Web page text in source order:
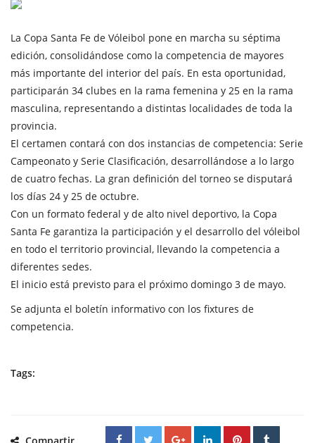
La Copa Santa Fe de Vóleibol pone en marcha su séptima
edición, consolidándose como la competencia de mayores
más importante del interior del país. En esta oportunidad,
participarán 34 clubes en la rama femenina y 25 en la rama
masculina, representando a distintas localidades de toda la
provincia.
El certamen contará con dos instancias de competencia: Serie
Campeonato y Serie Clasificación, desarrollándose a lo largo
de cuatro fechas. La gran definición del torneo se disputará
los días 24 y 25 de octubre.
Con un formato federal y de alto nivel deportivo, la Copa
Santa Fe garantiza la participación y el desarrollo del vóleibol
en todo el territorio provincial, llevando la competencia a
diferentes sedes.
El inicio está previsto para el próximo domingo 3 de mayo.
Se adjunta el boletín informativo con los fixtures de
competencia.
Tags: